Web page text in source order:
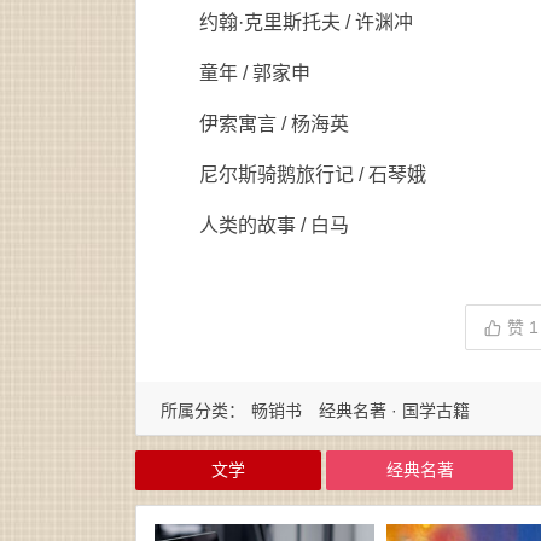
约翰·克里斯托夫 / 许渊冲
童年 / 郭家申
伊索寓言 / 杨海英
尼尔斯骑鹅旅行记 / 石琴娥
人类的故事 / 白马
赞 1
所属分类： 畅销书 经典名著 · 国学古籍
文学 经典名著